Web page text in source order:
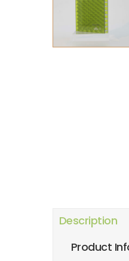
Description
Product